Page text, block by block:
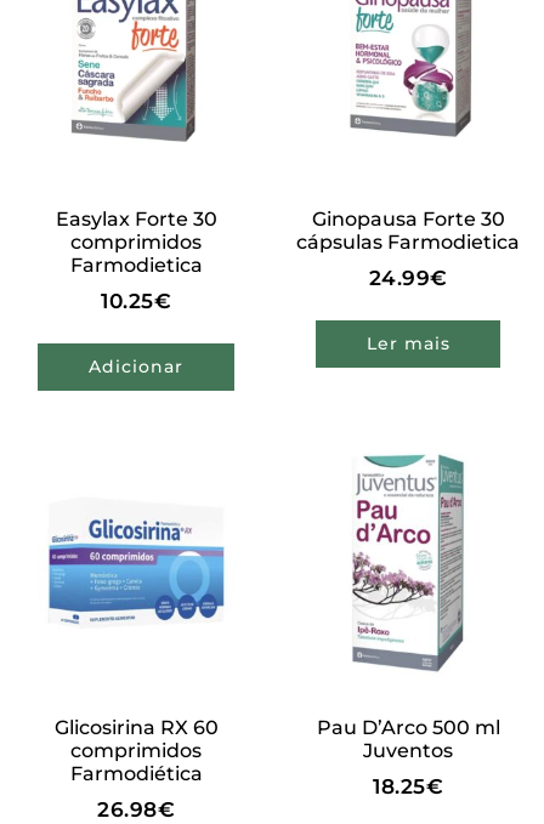
Easylax Forte 30
comprimidos
Farmodietica
10.25€
Adicionar
Ginopausa Forte 30
cápsulas Farmodietica
24.99€
Ler mais
Glicosirina RX 60
comprimidos
Farmodiética
26.98€
Pau D’Arco 500 ml
Juventos
18.25€